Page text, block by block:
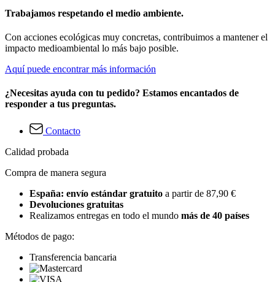
Trabajamos respetando el medio ambiente.
Con acciones ecológicas muy concretas, contribuimos a mantener el
impacto medioambiental lo más bajo posible.
Aquí puede encontrar más información
¿Necesitas ayuda con tu pedido? Estamos encantados de
responder a tus preguntas.
Contacto
Calidad probada
Compra de manera segura
España: envío estándar gratuito a partir de 87,90 €
Devoluciones gratuitas
Realizamos entregas en todo el mundo más de 40 países
Métodos de pago:
Transferencia bancaria